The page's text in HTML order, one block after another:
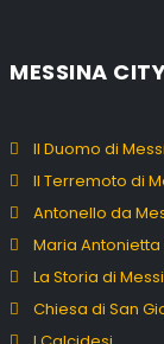
MESSINA
Il Duomo di
Il Terremoto di
Antonello da
Maria
La Storia di
Chiesa di San